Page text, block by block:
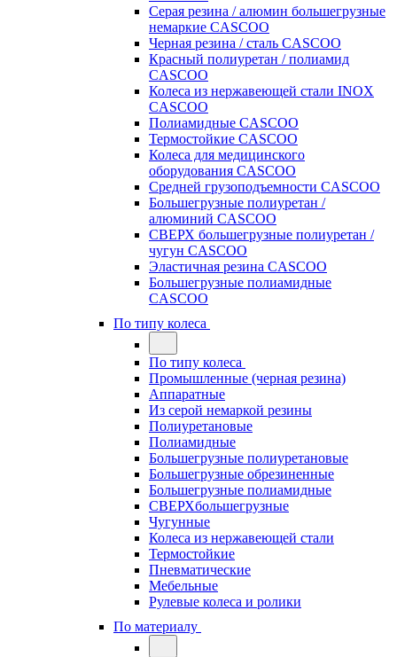
Серая резина / алюмин большегрузные
немаркие CASCOO
Черная резина / сталь CASCOO
Красный полиуретан / полиамид
CASCOO
Колеса из нержавеющей стали INOX
CASCOO
Полиамидные CASCOO
Термостойкие CASCOO
Колеса для медицинского
оборудования CASCOO
Средней грузоподъемности CASCOO
Большегрузные полиуретан /
алюминий CASCOO
СВЕРХ большегрузные полиуретан /
чугун CASCOO
Эластичная резина CASCOO
Большегрузные полиамидные
CASCOO
По типу колеса
По типу колеса
Промышленные (черная резина)
Аппаратные
Из серой немаркой резины
Полиуретановые
Полиамидные
Большегрузные полиуретановые
Большегрузные обрезиненные
Большегрузные полиамидные
СВЕРХбольшегрузные
Чугунные
Колеса из нержавеющей стали
Термостойкие
Пневматические
Мебельные
Рулевые колеса и ролики
По материалу